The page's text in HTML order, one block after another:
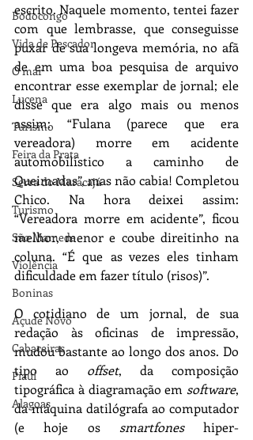
Bodocongó
Vida de Pescador
O mar
Lucena
Turismo
Feira da Prata
Serra do Maracajá
Turismo
São Mamede
Violência
Boninas
Açude Novo
Cabaceiras
Piauí
Alagoas
escrito. Naquele momento, tentei fazer
com que lembrasse, que conseguisse
puxar de sua longeva memória, no afã
de em uma boa pesquisa de arquivo
encontrar esse exemplar de jornal; ele
disse que era algo mais ou menos
assim: “Fulana (parece que era
vereadora) morre em acidente
automobilístico a caminho de
Queimadas”, mas não cabia! Completou
Chico. Na hora deixei assim:
“Vereadora morre em acidente”, ficou
melhor, menor e coube direitinho na
coluna. “É que as vezes eles tinham
dificuldade em fazer título (risos)”.
O cotidiano de um jornal, de sua
redação às oficinas de impressão,
mudou bastante ao longo dos anos. Do
tipo ao offset, da composição
tipográfica à diagramação em software,
da máquina datilógrafa ao computador
(e hoje os smartfones hiper-